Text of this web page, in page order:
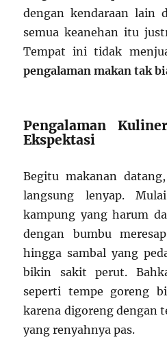
dengan kendaraan lain
semua keanehan itu
Tempat ini tidak
pengalaman makan tak
Pengalaman
Ekspektasi
Begitu makanan
langsung lenyap.
kampung yang harum
dengan bumbu
hingga sambal yang
bikin sakit perut.
seperti tempe goreng
karena digoreng dengan
yang renyahnya pas.